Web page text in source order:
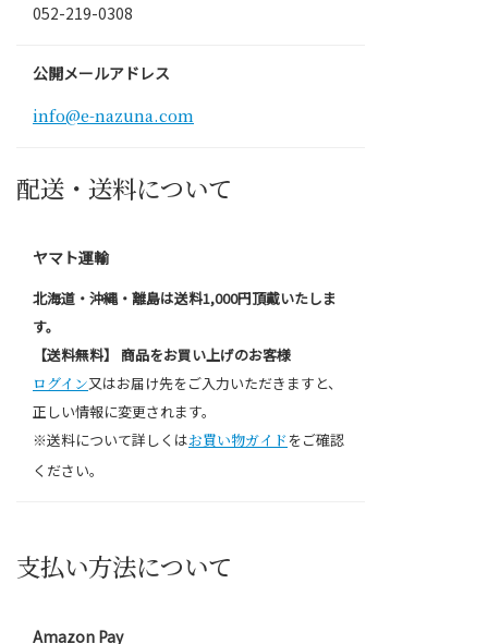
052-219-0308
公開メールアドレス
info@e-nazuna.com
配送・送料について
ヤマト運輸
北海道・沖縄・離島は送料1,000円頂戴いたしま
す。
【送料無料】 商品をお買い上げのお客様
ログイン又はお届け先をご入力いただきますと、
正しい情報に変更されます。
※送料について詳しくはお買い物ガイドをご確認
ください。
支払い方法について
Amazon Pay